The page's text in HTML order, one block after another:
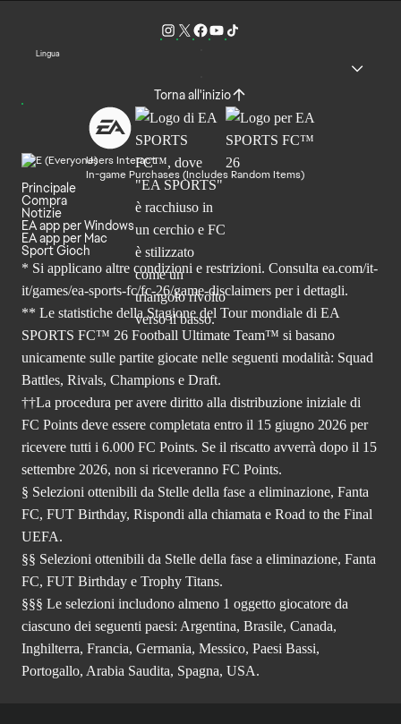
Lingua
Torna all'inizio
Users Interact
In-game Purchases (Includes Random Items)
Principale
Compra
Notizie
EA app per Windows
EA app per Mac
Sport Gioch
* Si applicano altre condizioni e restrizioni. Consulta ea.com/it-
it/games/ea-sports-fc/fc-26/game-disclaimers per i dettagli.
** Le statistiche della Stagione del Tour mondiale di EA
SPORTS FC™ 26 Football Ultimate Team™ si basano
unicamente sulle partite giocate nelle seguenti modalità: Squad
Battles, Rivals, Champions e Draft.
††La procedura per avere diritto alla distribuzione iniziale di
FC Points deve essere completata entro il 15 giugno 2026 per
ricevere tutti i 6.000 FC Points. Se il riscatto avverrà dopo il 15
settembre 2026, non si riceveranno FC Points.
§ Selezioni ottenibili da Stelle della fase a eliminazione, Fanta
FC, FUT Birthday, Rispondi alla chiamata e Road to the Final
UEFA.
§§ Selezioni ottenibili da Stelle della fase a eliminazione, Fanta
FC, FUT Birthday e Trophy Titans.
§§§ Le selezioni includono almeno 1 oggetto giocatore da
ciascuno dei seguenti paesi: Argentina, Brasile, Canada,
Inghilterra, Francia, Germania, Messico, Paesi Bassi,
Portogallo, Arabia Saudita, Spagna, USA.